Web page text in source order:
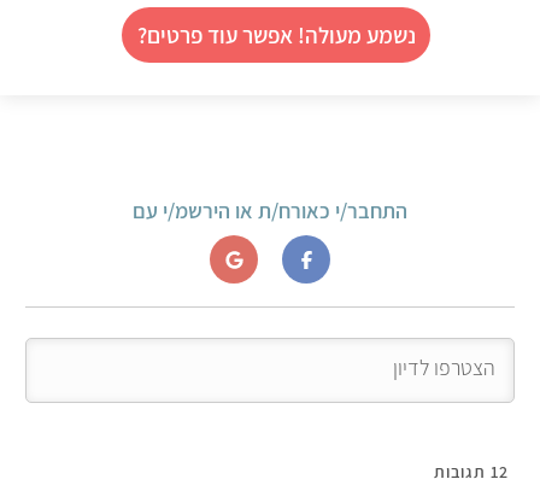
נשמע מעולה! אפשר עוד פרטים?
התחבר/י כאורח/ת או הירשמ/י עם
12 תגובות